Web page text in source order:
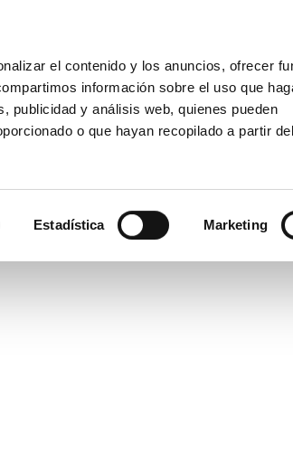
el contenido y los anuncios, ofrecer
información sobre el uso que
publicidad y análisis web, quienes pueden
o que hayan recopilado a partir
Estadística Marketing
Alzira
PREMIOS SECRETARÍA